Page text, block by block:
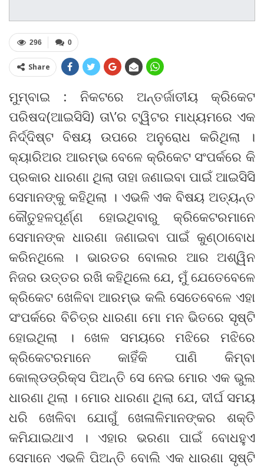
0
296
Share
ମୁମ୍ବାଇ : ନିକଟରେ ଅନ୍ତର୍ଜାତୀୟ କ୍ରିକେଟ
ପରିଷଦ(ଆଇସିସି) ତା\’ର ଟ୍ୱିଟର ମାଧ୍ୟମରେ ଏକ
ନିର୍ଦ୍ଦିଷ୍ଟ ବିଷୟ ଉପରେ ଅନୁରୋଧ କରିଥିଲା ।
କ୍ୟାରିଅର ଆରମ୍ଭ ବେଳେ କ୍ରିକେଟ ସଂପର୍କରେ କି
ପ୍ରକାର ଧାରଣା ଥିଲା ତାହା ଜଣାଇବା ପାଇଁ ଆଇସିସି
ସେମାନଙ୍କୁ କହିଥିଲା । ଏଭଳି ଏକ ବିଷୟ ଅତ୍ୟନ୍ତ
କୌତୁହଳପୂର୍ଣ୍ଣ ହୋଇଥିବାରୁ କ୍ରିକେଟରମାନେ
ସେମାନଙ୍କ ଧାରଣା ଜଣାଇବା ପାଇଁ କୁଣ୍ଠାବୋଧ
କରିନଥିଲେ । ଭାରତର ବୋଲର ଆର ଅଶ୍ୱିନ
ନିଜର ଉତ୍ତର ରଖି କହିଥିଲେ ଯେ, ମୁଁ ଯେତେବେଳେ
କ୍ରିକେଟ ଖେଳିବା ଆରମ୍ଭ କଲି ସେତେବେଳେ ଏହା
ସଂପର୍କରେ ବିଚିତ୍ର ଧାରଣା ମୋ ମନ ଭିତରେ ସୃଷ୍ଟି
ହୋଇଥିଲା । ଖେଳ ସମୟରେ ମଝିରେ ମଝିରେ
କ୍ରିକେଟରମାନେ କାହିଁକି ପାଣି କିମ୍ବା
କୋଲ୍ଡଡ୍ରିକ୍ସ ପିଅନ୍ତି ସେ ନେଇ ମୋର ଏକ ଭୁଲ
ଧାରଣା ଥିଲା । ମୋର ଧାରଣା ଥିଲା ଯେ, ଦୀର୍ଘ ସମୟ
ଧରି ଖେଳିବା ଯୋଗୁଁ ଖେଳାଳିମାନଙ୍କର ଶକ୍ତି
କମିଯାଇଥାଏ । ଏହାର ଭରଣା ପାଇଁ ବୋଧହୁଏ
ସେମାନେ ଏଭଳି ପିଅନ୍ତି ବୋଲି ଏକ ଧାରଣା ସୃଷ୍ଟି